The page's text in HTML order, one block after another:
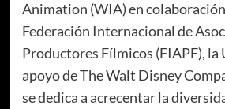
Animation (WIA) en
Federación Internacional de
Productores Fílmicos (FIAPF), la
apoyo de The Walt Disney
se dedica a acrecentar la